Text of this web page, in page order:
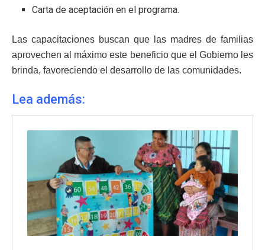
Carta de aceptación en el programa.
Las capacitaciones buscan que las madres de familias
aprovechen al máximo este beneficio que el Gobierno les
brinda, favoreciendo el desarrollo de las comunidades.
Lea además: